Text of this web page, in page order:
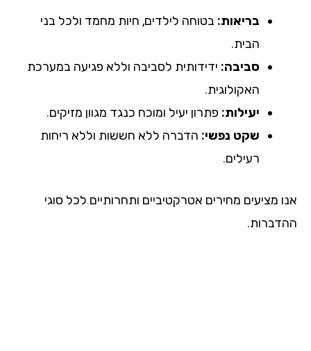
בריאות: בטוחה לילדים, חיות מחמד ולכל בני
הבית.
סביבה: ידידותית לסביבה וללא פגיעה במערכת
האקולוגית.
יעילות: פתרון יעיל ומוכח כנגד מגוון מזיקים.
שקט נפשי: הדברה ללא חששות וללא ריחות
רעילים.
אנו מציעים מחירים אטרקטיביים ותחרותיים לכל סוגי
ההדברות.